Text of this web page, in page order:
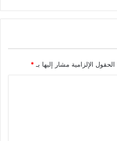
الحقول الإلزامية مشار إليها بـ *